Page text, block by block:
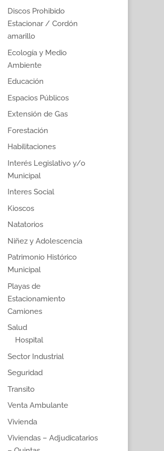
Discos Prohibido
Estacionar / Cordón
amarillo
Ecología y Medio
Ambiente
Educación
Espacios Públicos
Extensión de Gas
Forestación
Habilitaciones
Interés Legislativo y/o
Municipal
Interes Social
Kioscos
Natatorios
Niñez y Adolescencia
Patrimonio Histórico
Municipal
Playas de
Estacionamiento
Camiones
Salud
Hospital
Sector Industrial
Seguridad
Transito
Venta Ambulante
Vivienda
Viviendas – Adjudicatarios